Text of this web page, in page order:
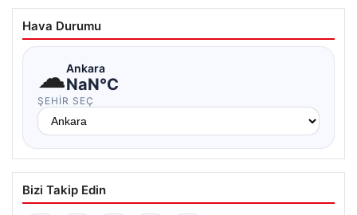
Hava Durumu
☁Ankara
NaN°C
ŞEHIR SEÇ
Bizi Takip Edin